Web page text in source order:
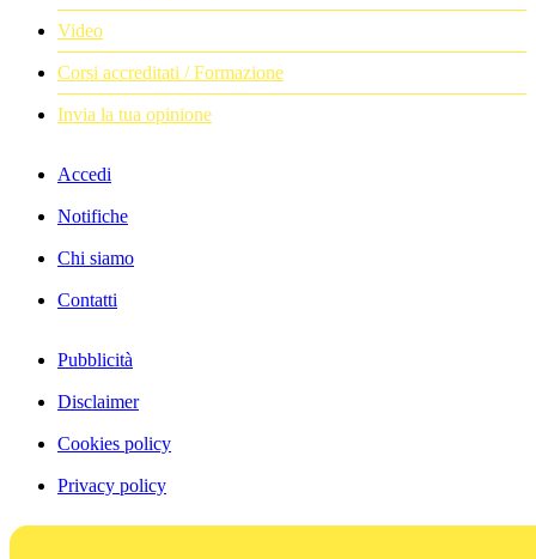
Video
Corsi accreditati / Formazione
Invia la tua opinione
Accedi
Notifiche
Chi siamo
Contatti
Pubblicità
Disclaimer
Cookies policy
Privacy policy